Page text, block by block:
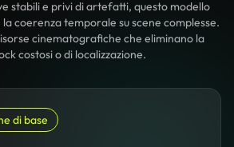
stabili e privi di artefatti, questo modello
coerenza temporale su scene complesse.
cinematografiche che eliminano la
costosi o di localizzazione.
di base